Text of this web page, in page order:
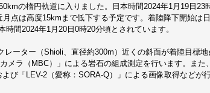
の楕円軌道に入りました。日本時間2024年1月19日23
点は高度15kmまで低下する予定です。着陸降下開始は
間2024年1月20日0時20分頃とされています。
ーター（Shioli、直径約300m）近くの斜面が着陸目標
メラ（MBC）」による岩石の組成測定を行います。また
び「LEV-2（愛称：SORA-Q）」による画像取得などが